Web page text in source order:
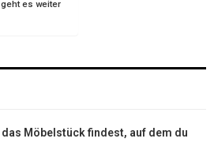
E
es weiter
Möbelstück findest, auf dem du